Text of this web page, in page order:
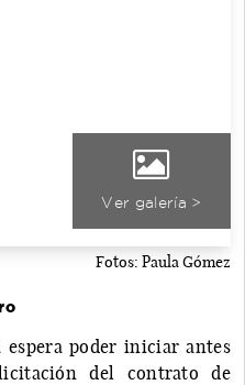
Ver galería >
Fotos: Paula Gómez
espera poder iniciar antes
del contrato de